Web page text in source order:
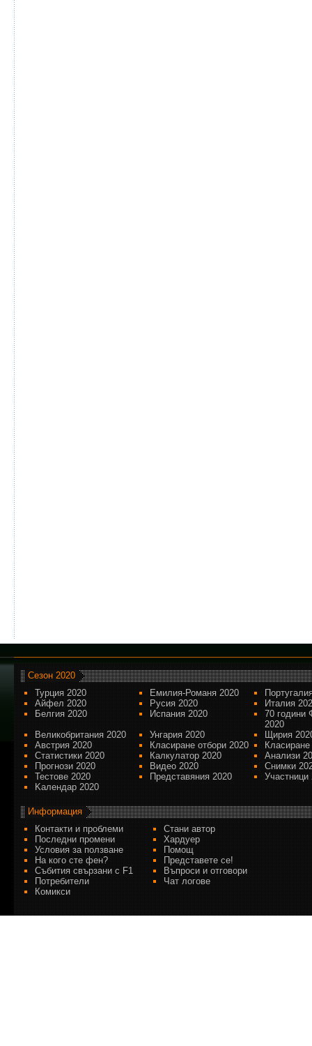
Сезон 2020
Турция 2020
Емилия-Романя 2020
Айфел 2020
Русия 2020
Италия
Белгия 2020
Испания 2020
70 години
2020
Великобритания 2020
Унгария 2020
Щирия
Австрия 2020
Класиране отбори 2020
Статистики 2020
Калкулатор 2020
Анализи
Прогнози 2020
Видео 2020
Снимки
Тестове 2020
Представяния 2020
Участници
Kалендар 2020
Информация
Контакти и проблеми
Стани автор
Последни промени
Хардуер
Условия за ползване
Помощ
На кого сте фен?
Представете се!
Събития свързани с F1
Въпроси и отговори
Потребители
Чат логове
Комикси